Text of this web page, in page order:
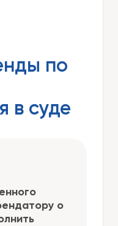
по
в суде
о